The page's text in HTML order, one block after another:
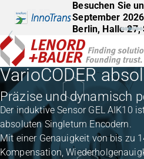
Besuchen Sie
September
Berlin, Halle 27,
VarioCODER
Präzise und dynamisch
Der induktive Sensor GEL AIK10
absoluten Singleturn Encodern.
Mit einer Genauigkeit von bis zu
Kompensation,